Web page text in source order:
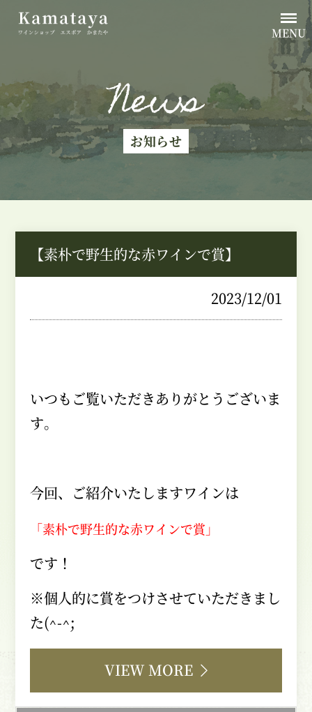
MENU
News
お知らせ
【素朴で野生的な赤ワインで賞】
2023/12/01
いつもご覧いただきありがとうございま
す。
今回、ご紹介いたしますワインは
「素朴で野生的な赤ワインで賞」
です！
※個人的に賞をつけさせていただきまし
た(^-^;
VIEW MORE